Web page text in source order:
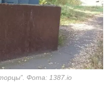
Фота: 1387.io